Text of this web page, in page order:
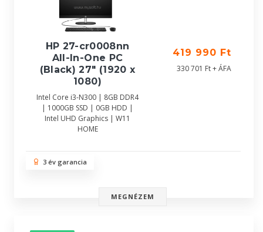
HP 27-cr0008nn
All-In-One PC
(Black) 27" (1920 x
1080)
Intel Core i3-N300 | 8GB DDR4
| 1000GB SSD | 0GB HDD |
Intel UHD Graphics | W11
HOME
419 990 Ft
330 701 Ft + ÁFA
3 év garancia
MEGNÉZEM